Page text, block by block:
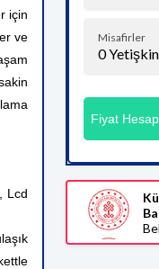
için
ve
Lcd
Misafirler
0
Fiyat